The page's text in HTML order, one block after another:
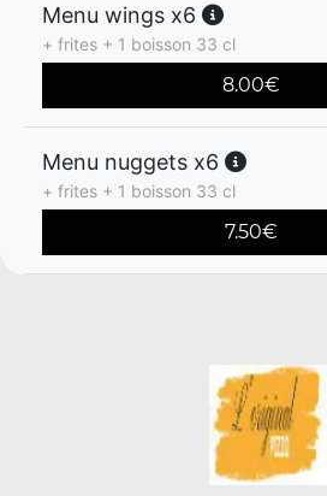
Menu wings x6
+ frites + 1 boisson 33 cl
8.00€
Menu nuggets x6
+ frites + 1 boisson 33 cl
7.50€